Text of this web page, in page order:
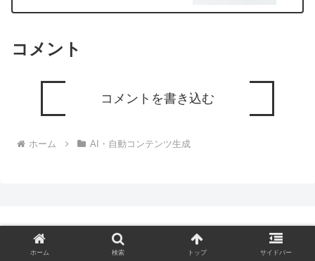
コメント
コメントを書き込む
ホーム AI・自動コンテンツ生成
WordPress入門ドットコム
ホーム 検索 トップ サイドバー